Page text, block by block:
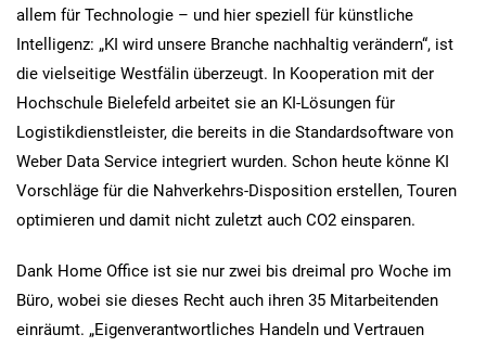
allem für Technologie – und hier speziell für künstliche
Intelligenz: „KI wird unsere Branche nachhaltig verändern“, ist
die vielseitige Westfälin überzeugt. In Kooperation mit der
Hochschule Bielefeld arbeitet sie an KI-Lösungen für
Logistikdienstleister, die bereits in die Standardsoftware von
Weber Data Service integriert wurden. Schon heute könne KI
Vorschläge für die Nahverkehrs-Disposition erstellen, Touren
optimieren und damit nicht zuletzt auch CO2 einsparen.
Dank Home Office ist sie nur zwei bis dreimal pro Woche im
Büro, wobei sie dieses Recht auch ihren 35 Mitarbeitenden
einräumt. „Eigenverantwortliches Handeln und Vertrauen